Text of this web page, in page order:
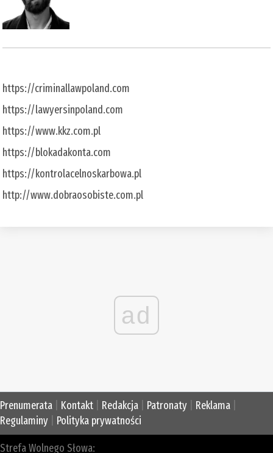
https://criminallawpoland.com
https://lawyersinpoland.com
https://www.kkz.com.pl
https://blokadakonta.com
https://kontrolacelnoskarbowa.pl
http://www.dobraosobiste.com.pl
ad
Prenumerata Kontakt Redakcja Patronaty Reklama
Regulaminy
Polityka prywatności
Strefa Wolnego Słowa: